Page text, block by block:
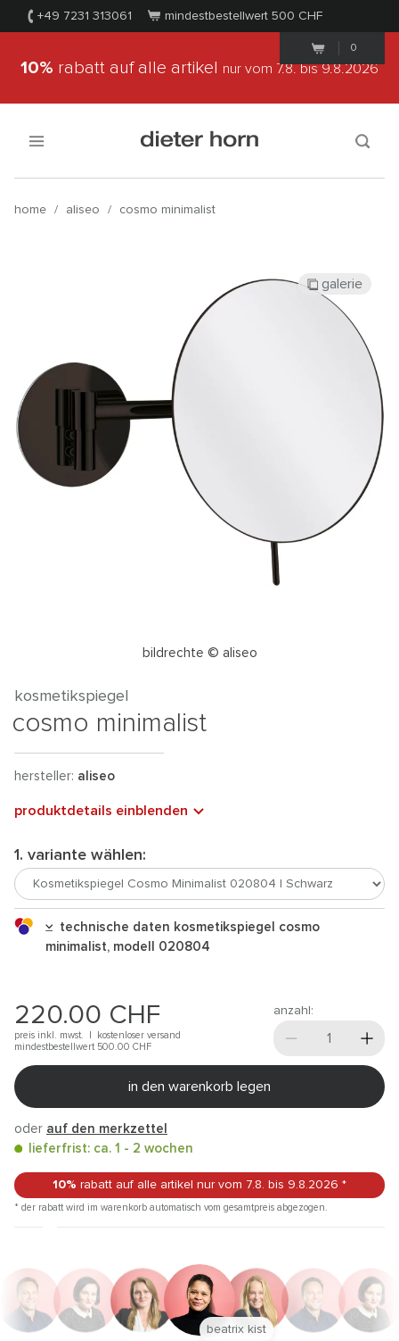
+49 7231 313061 mindestbestellwert 500 CHF
0
10% rabatt auf alle artikel nur vom 7.8.bis 9.8.2026
home / aliseo / cosmo minimalist
bildrechte © aliseo
galerie
kosmetikspiegel
cosmo minimalist
hersteller: aliseo
produktdetails einblenden
1. variante wählen:
technische daten kosmetikspiegel cosmo
minimalist, modell 020804
220.00 CHF
preis inkl. mwst. |
kostenloser versand
mindestbestellwert 500.00 CHF
anzahl:
in den warenkorb legen
oder auf den merkzettel
lieferfrist: ca. 1 - 2 wochen
10% rabatt auf alle artikel nur vom 7.8. bis 9.8.2026 *
* der rabatt wird im warenkorb automatisch vom gesamtpreis abgezogen.
beatrix kist